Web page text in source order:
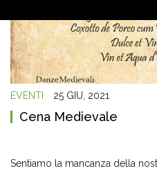
EVENTI 25 GIU, 2021
Cena Medievale
Sentiamo la mancanza della